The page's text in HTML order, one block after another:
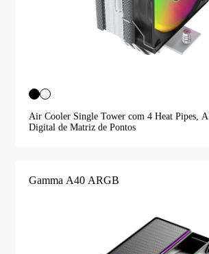
Air Cooler Single Tower com 4 Heat Pipes,
Digital de Matriz de Pontos
Gamma A40 ARGB